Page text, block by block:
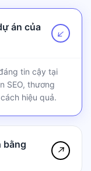
án của
↗
tin cậy tại
SEO, thương
hiệu quả.
bằng
↗